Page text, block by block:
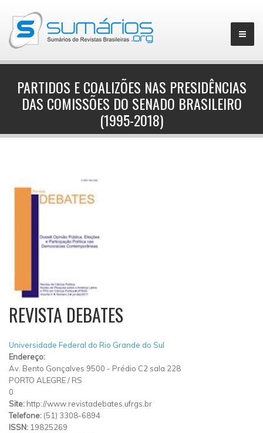
▼
PARTIDOS E COALIZÕES NAS PRESIDÊNCIAS
DAS COMISSÕES DO SENADO BRASILEIRO
(1995-2018)
REVISTA DEBATES
Universidade Federal do Rio Grande do Sul
Endereço:
Av. Bento Gonçalves 9500 - Prédio C2 sala 228
PORTO ALEGRE/ RS
0
Site: http://www.revistadebates.ufrgs.br
Telefone: (51) 3308-6894
ISSN: 19825269